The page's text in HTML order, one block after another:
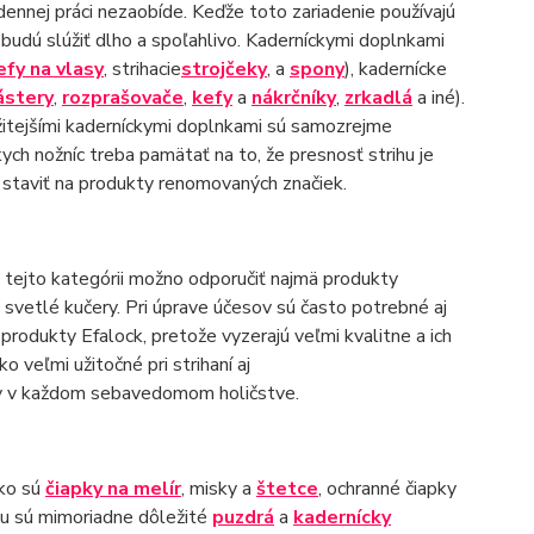
práci nezaobíde. Keďže toto zariadenie používajú
slúžiť dlho a spoľahlivo. Kaderníckymi doplnkami
na vlasy, strihaciestrojčeky, a spony), kadernícke
, rozprašovače, kefya nákrčníky, zrkadlá a iné).
kaderníckymi doplnkami sú samozrejme
nožníc treba pamätať na to, že presnosť strihu je
na produkty renomovaných značiek.
kategórii možno odporučiť najmä produkty
kučery. Pri úprave účesov sú často potrebné aj
Efalock, pretože vyzerajú veľmi kvalitne a ich
veľmi užitočné pri strihaní aj
každom sebavedomom holičstve.
sú čiapky na melír, misky a štetce, ochranné čiapky
sú mimoriadne dôležité puzdrá a kadernícky